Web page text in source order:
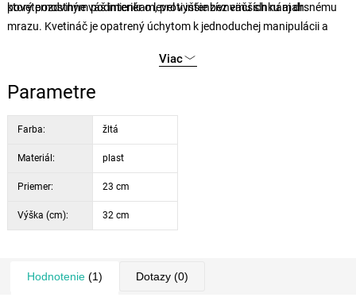
poveternostným podmienkam, proti intenzívnemu slnku aj drsnému
mrazu. Kvetináč je opatrený úchytom k jednoduchej manipulácii a
ktorý pozdvihne váš interiér o level vyššie bez väčších námah.
Viac
Parametre
Farba: žltá
Materiál: plast
Priemer: 23 cm
Výška (cm): 32 cm
Hodnotenie(1) Dotazy(0)